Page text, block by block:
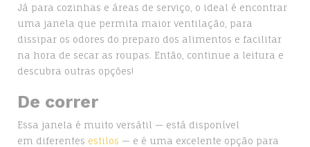
Já para cozinhas e áreas de serviço, o ideal é encontrar
uma janela que permita maior ventilação, para
dissipar os odores do preparo dos alimentos e facilitar
na hora de secar as roupas. Então, continue a leitura e
descubra outras opções!
De correr
Essa janela é muito versátil — está disponível
em diferentes estilos — e é uma excelente opção para